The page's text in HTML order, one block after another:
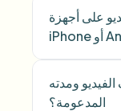
على أجهزة
ومدته
المدعومة؟